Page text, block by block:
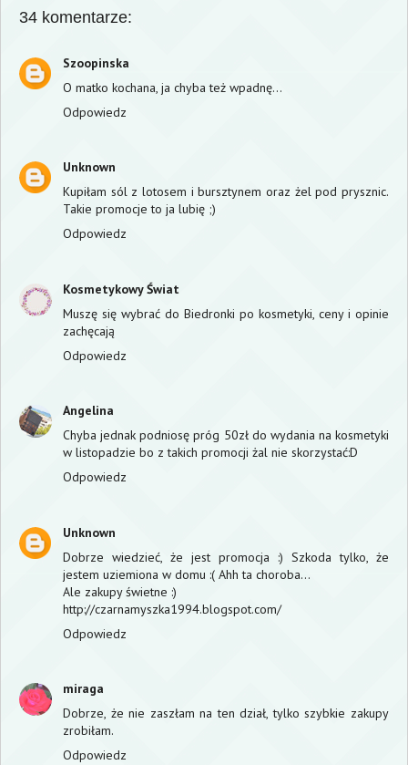
34 komentarze:
Szoopinska
O matko kochana, ja chyba też wpadnę...
Odpowiedz
Unknown
Kupiłam sól z lotosem i bursztynem oraz żel pod prysznic.
Takie promocje to ja lubię ;)
Odpowiedz
Kosmetykowy Świat
Muszę się wybrać do Biedronki po kosmetyki, ceny i opinie
zachęcają
Odpowiedz
Angelina
Chyba jednak podniosę próg 50zł do wydania na kosmetyki
w listopadzie bo z takich promocji żal nie skorzystać:D
Odpowiedz
Unknown
Dobrze wiedzieć, że jest promocja :) Szkoda tylko, że
jestem uziemiona w domu :( Ahh ta choroba...
Ale zakupy świetne :)
http://czarnamyszka1994.blogspot.com/
Odpowiedz
miraga
Dobrze, że nie zaszłam na ten dział, tylko szybkie zakupy
zrobiłam.
Odpowiedz